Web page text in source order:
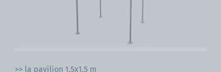
>> la pavilion 1,5x1,5 m